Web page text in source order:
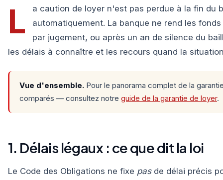
L
a caution de loyer n'est pas perdue à la fin du
automatiquement. La banque ne rend les
par jugement, ou après un an de silence du
les délais à connaître et les recours quand la
Vue d'ensemble. Pour le panorama complet de la
comparés — consultez notre guide de la garantie de loyer.
1. Délais légaux : ce que dit la loi
Le Code des Obligations ne fixe pasde délai précis